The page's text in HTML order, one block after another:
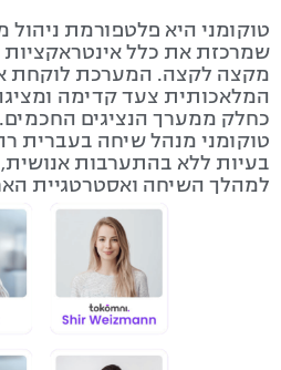
שמרכזת את כלל אינטראקציות
מקצה לקצה. המערכת לוקחת
כחלק ממערך הנציגים
טוקומני מנהל שיחה בעברית
בעיות ללא בהתערבות
למהלך השיחה ואסטרטגיית